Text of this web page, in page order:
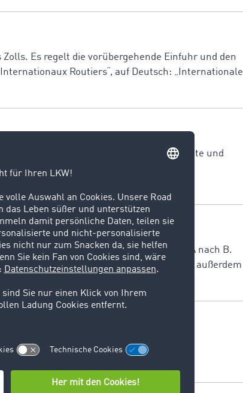
Es regelt die vorübergehende Einfuhr und den
Routiers“, auf Deutsch: „Internationale
bei dem die optimale Route und
Sie ist insbesondere für Disponenten und
Fahrzeuge Personen oder Güter von A nach B.
den sogenannten TUL-Prozessen zählen außerdem
Funktionen & Trends
Kontrolle und Optimierung aller
den Disponenten.